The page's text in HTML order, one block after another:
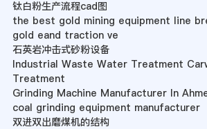
钛白粉生产流程cad图
the best gold mining equipment line
gold eand traction ve
石英岩冲击式砂粉设备
Industrial Waste Water Treatment
Treatment
Grinding Machine Manufacturer In
coal grinding equipment manufacturer
双进双出磨煤机的结构